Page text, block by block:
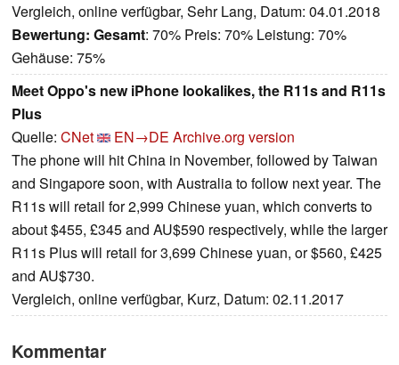
Vergleich, online verfügbar, Sehr Lang, Datum: 04.01.2018
Bewertung: Gesamt: 70% Preis: 70% Leistung: 70%
Gehäuse: 75%
Meet Oppo's new iPhone lookalikes, the R11s and R11s
Plus
Quelle: CNet EN→DE Archive.org version
The phone will hit China in November, followed by Taiwan
and Singapore soon, with Australia to follow next year. The
R11s will retail for 2,999 Chinese yuan, which converts to
about $455, £345 and AU$590 respectively, while the larger
R11s Plus will retail for 3,699 Chinese yuan, or $560, £425
and AU$730.
Vergleich, online verfügbar, Kurz, Datum: 02.11.2017
Kommentar